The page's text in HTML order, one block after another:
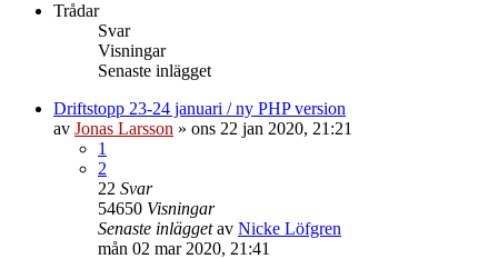
Trådar
Svar
Visningar
Senaste inlägget
Driftstopp 23-24 januari / ny PHP version
av Jonas Larsson » ons 22 jan 2020, 21:21
1
2
22 Svar
54650 Visningar
Senaste inläggetav Nicke Löfgren
mån 02 mar 2020, 21:41